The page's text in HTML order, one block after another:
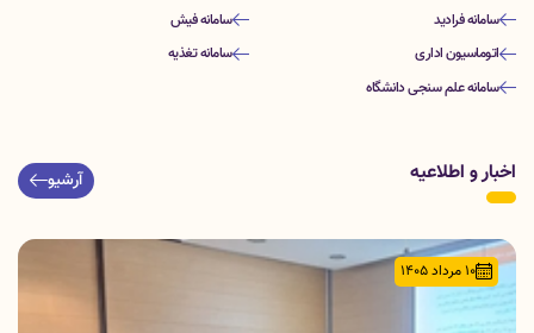
سامانه فرادید
سامانه فیش
اتوماسیون اداری
سامانه تغذیه
سامانه علم سنجی دانشگاه
اخبار و اطلاعیه آرشیو
10 مرداد 1405